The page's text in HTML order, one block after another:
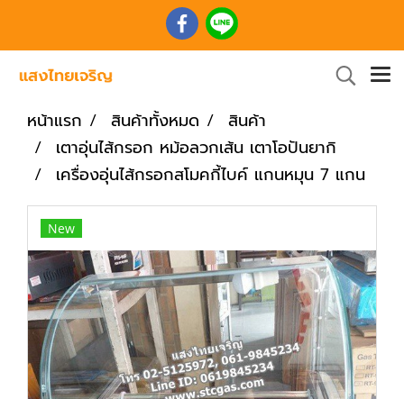
หน้าแรก สินค้าทั้งหมด
สินค้า
เตาอุ่นไส้กรอก หม้อลวกเส้น เตาโอปันยากิ
เครื่องอุ่นไส้กรอกสโมคกี้ไบค์ แกนหมุน 7 แกน
New